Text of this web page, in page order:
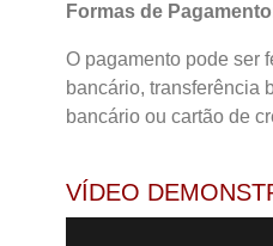
Formas de
O pagamento pode ser
bancário, transferência
bancário ou cartão de
VÍDEO